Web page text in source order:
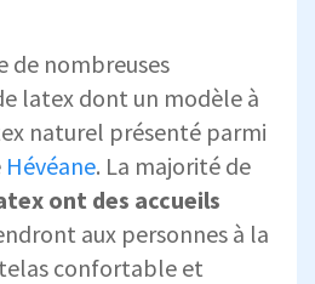
de nombreuses
latex dont un modèle à
naturel présenté parmi
Hévéane. La majorité de
ont des accueils
aux personnes à la
confortable et